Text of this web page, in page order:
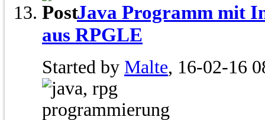
Java Programm mit
aus RPGLE
Started by Malte, 16-02-16